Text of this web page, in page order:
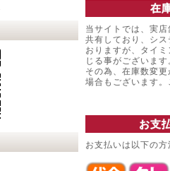
在
当サイトでは、実
共有しており、シ
おりますが、タイ
じる事がございます
その為、在庫数変
場合もございます
お支
お支払いは以下の